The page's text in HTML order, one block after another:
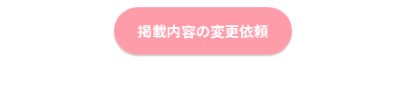
掲載内容の変更依頼